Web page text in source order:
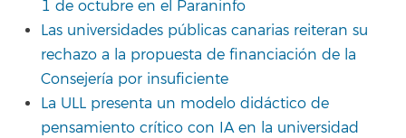
1 de octubre en el Paraninfo
Las universidades públicas canarias reiteran su
rechazo a la propuesta de financiación de la
Consejería por insuficiente
La ULL presenta un modelo didáctico de
pensamiento crítico con IA en la universidad